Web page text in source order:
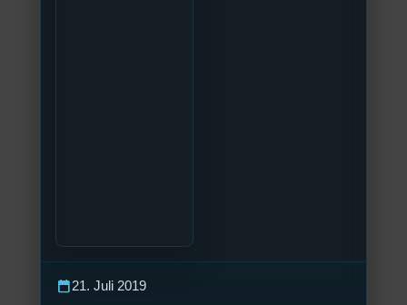
calendar_today21. Juli 2019